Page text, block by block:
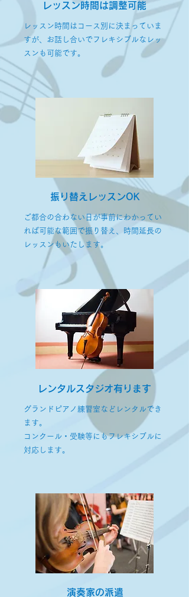
レッスン時間は調整可能
レッスン時間はコース別に決まっていま
すが、お話し合いでフレキシブルなレッ
スンも可能です。
振り替えレッスンOK
ご都合の合わない日が事前にわかってい
れば可能な範囲で振り替え、時間延長の
レッスンもいたします。
レンタルスタジオ有ります
グランドピアノ練習室などレンタルでき
ます。
コンクール・受験等にもフレキシブルに
対応します。
演奏家の派遣